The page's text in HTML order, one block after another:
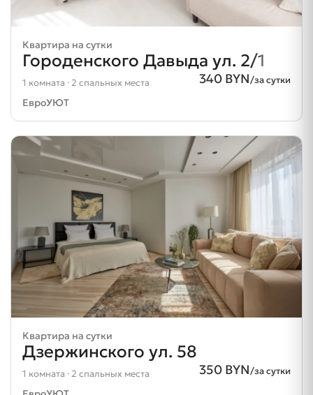
Квартира на сутки
Городенского Давыда ул. 2/1
340 BYN/за сутки
1 комната · 2 спальных места
ЕвроУЮТ
Квартира на сутки
Дзержинского ул. 58
350 BYN/за сутки
1 комната · 2 спальных места